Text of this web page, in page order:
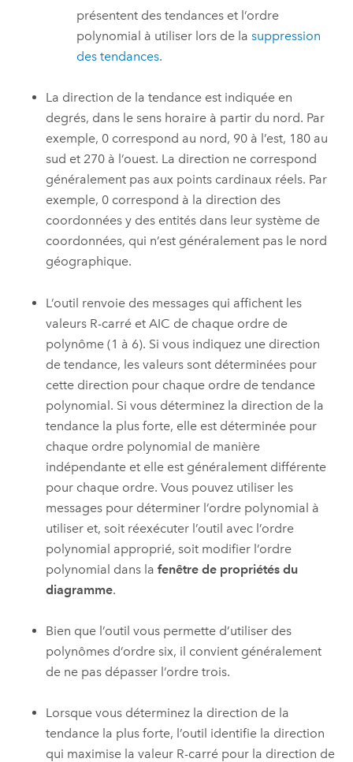
présentent des tendances et l’ordre
polynomial à utiliser lors de lasuppression
des tendances.
La direction de la tendance est indiquée en
degrés, dans le sens horaire à partir du nord. Par
exemple, 0 correspond au nord, 90 à l’est, 180 au
sud et 270 à l’ouest. La direction ne correspond
généralement pas aux points cardinaux réels. Par
exemple, 0 correspond à la direction des
coordonnées y des entités dans leur système de
coordonnées, qui n’est généralement pas le nord
géographique.
L’outil renvoie des messages qui affichent les
valeurs R-carré et AIC de chaque ordre de
polynôme (1 à 6). Si vous indiquez une direction
de tendance, les valeurs sont déterminées pour
cette direction pour chaque ordre de tendance
polynomial. Si vous déterminez la direction de la
tendance la plus forte, elle est déterminée pour
chaque ordre polynomial de manière
indépendante et elle est généralement différente
pour chaque ordre. Vous pouvez utiliser les
messages pour déterminer l’ordre polynomial à
utiliser et, soit réexécuter l’outil avec l’ordre
polynomial approprié, soit modifier l’ordre
polynomial dans lafenêtre de propriétés du
diagramme.
Bien que l’outil vous permette d’utiliser des
polynômes d’ordre six, il convient généralement
de ne pas dépasser l’ordre trois.
Lorsque vous déterminez la direction de la
tendance la plus forte, l’outil identifie la direction
qui maximise la valeur R-carré pour la direction de